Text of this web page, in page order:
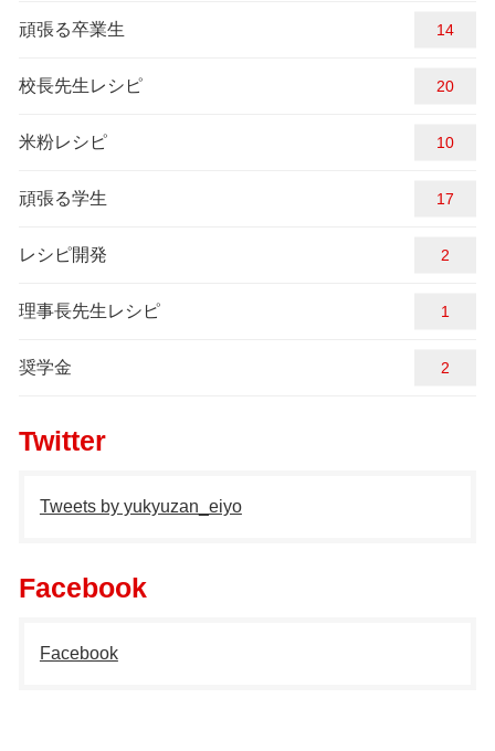
頑張る卒業生 14
校長先生レシピ 20
米粉レシピ 10
頑張る学生 17
レシピ開発 2
理事長先生レシピ 1
奨学金 2
Twitter
Tweets by yukyuzan_eiyo
Facebook
Facebook